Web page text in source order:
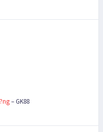
– GK88